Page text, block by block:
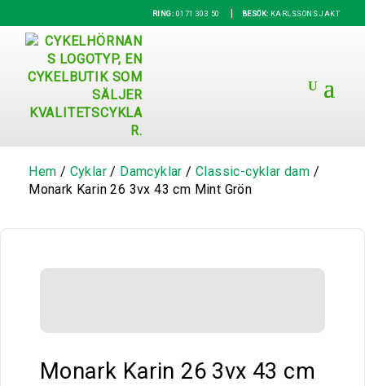
RING: 0171 303 50 BESÖK: KARLSSONS JAKT
Hem / Cyklar / Damcyklar /Classic-cyklar dam /
Monark Karin 26 3vx 43 cm Mint Grön
Monark Karin 26 3vx 43 cm